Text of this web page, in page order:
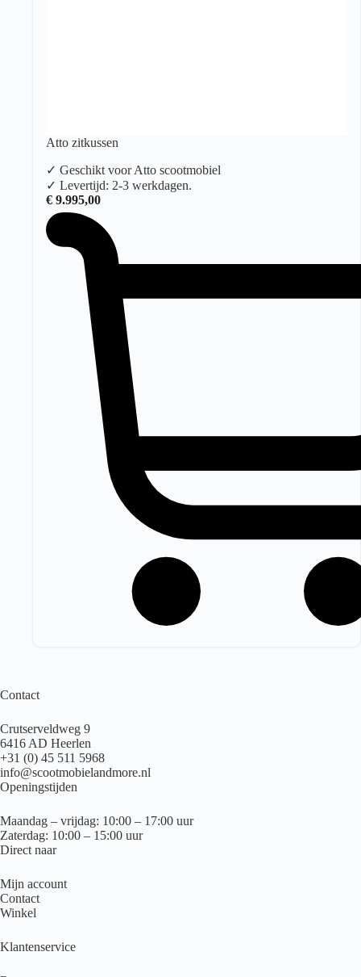
Atto zitkussen
✓ Geschikt voor Atto scootmobiel
✓ Levertijd: 2-3 werkdagen.
€ 9.995,00
Contact
Crutserveldweg 9
6416 AD Heerlen
+31 (0) 45 511 5968
info@scootmobielandmore.nl
Openingstijden
Maandag – vrijdag: 10:00 – 17:00 uur
Zaterdag: 10:00 – 15:00 uur
Direct naar
Mijn account
Contact
Winkel
Klantenservice